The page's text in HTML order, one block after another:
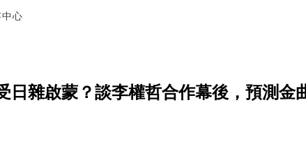
心
日雜啟蒙？談李權哲合作幕後，預測金